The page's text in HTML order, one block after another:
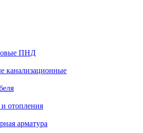
ПНД
канализационные
отопления
арматура